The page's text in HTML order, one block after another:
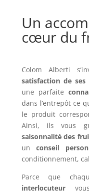
Un
cœur du
Colom Alberti
satisfaction de ses
une parfaite
dans l’entrepôt ce
le produit
Ainsi, ils vous
saisonnalité des
unconseil
conditionnement,
Parce que
interlocuteur